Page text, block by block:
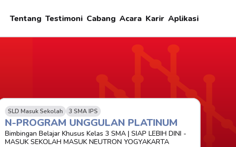
Tentang Testimoni Cabang Acara Karir Aplikasi
SLD Masuk Sekolah 3 SMA IPS
N-PROGRAM UNGGULAN PLATINUM
Bimbingan Belajar Khusus Kelas 3 SMA | SIAP LEBIH DINI -
MASUK SEKOLAH MASUK NEUTRON YOGYAKARTA